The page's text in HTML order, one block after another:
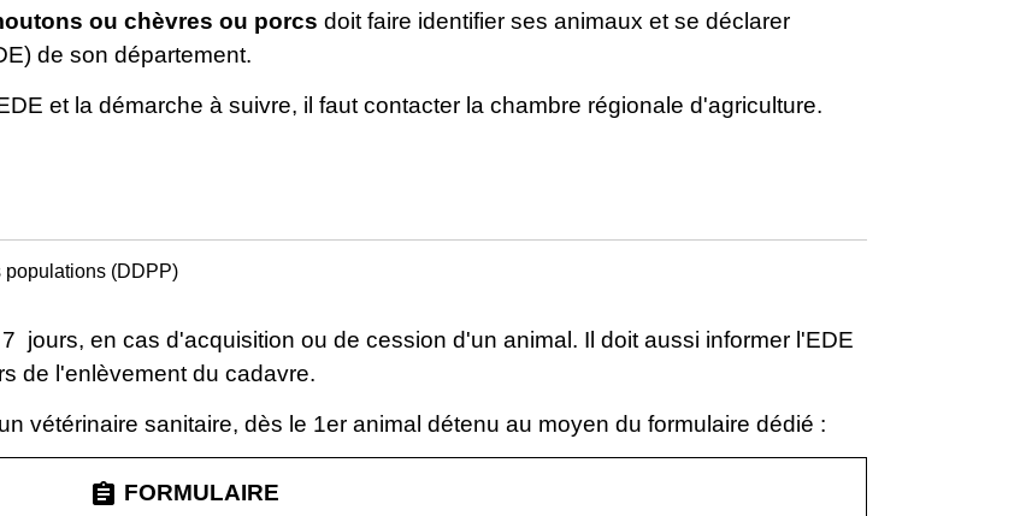
ou chèvres ou porcs doit faire identifier ses animaux et se déclarer
de son département.
et la démarche à suivre, il faut contacter la chambre régionale d'agriculture.
populations (DDPP)
jours, en cas d'acquisition ou de cession d'un animal. Il doit aussi informer l'EDE
de l'enlèvement du cadavre.
vétérinaire sanitaire, dès le 1er animal détenu au moyen du formulaire dédié :
assignment FORMULAIRE